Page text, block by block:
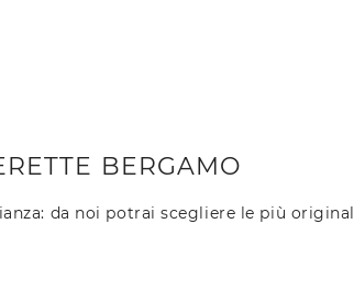
BERGAMO
da noi potrai scegliere le più